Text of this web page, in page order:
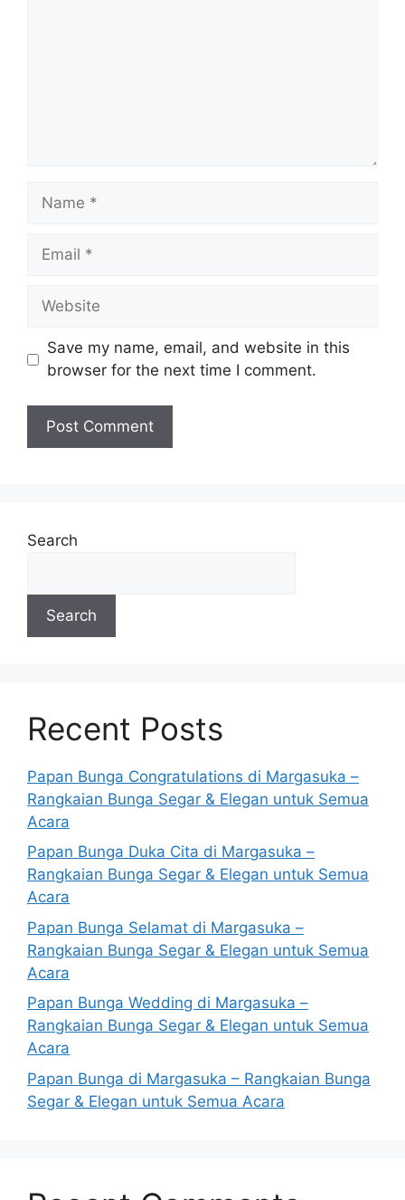
Save my name, email, and website in this
browser for the next time I comment.
Search
Search
Recent Posts
Papan Bunga Congratulations di Margasuka –
Rangkaian Bunga Segar & Elegan untuk Semua
Acara
Papan Bunga Duka Cita di Margasuka –
Rangkaian Bunga Segar & Elegan untuk Semua
Acara
Papan Bunga Selamat di Margasuka –
Rangkaian Bunga Segar & Elegan untuk Semua
Acara
Papan Bunga Wedding di Margasuka –
Rangkaian Bunga Segar & Elegan untuk Semua
Acara
Papan Bunga di Margasuka – Rangkaian Bunga
Segar & Elegan untuk Semua Acara